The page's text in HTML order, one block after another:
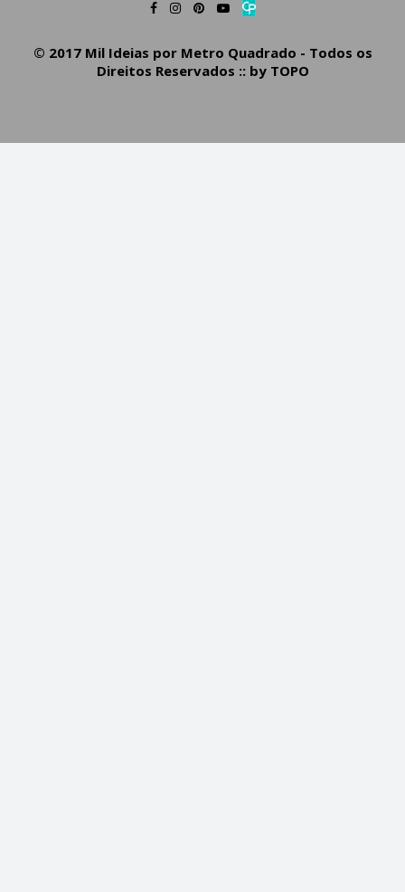
© 2017 Mil Ideias por Metro Quadrado - Todos os
Direitos Reservados :: by TOPO